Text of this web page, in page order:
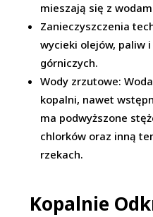
mieszają się z
Zanieczyszczenia
wycieki olejów, paliw
górniczych.
Wody zrzutowe:
kopalni, nawet
ma podwyższone
chlorków oraz inną
rzekach.
Kopalnie